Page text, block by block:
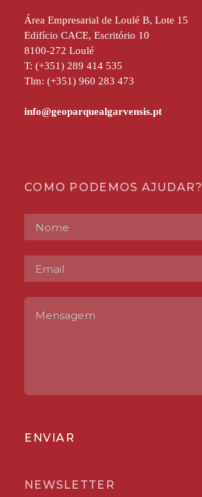
Área Empresarial de Loulé B, Lote 15
Edifício CACE, Escritório 10
8100-272 Loulé
T: (+351) 289 414 535
Tlm: (+351) 960 283 473
COMO PODEMOS AJUDAR?
ENVIAR
NEWSLETTER